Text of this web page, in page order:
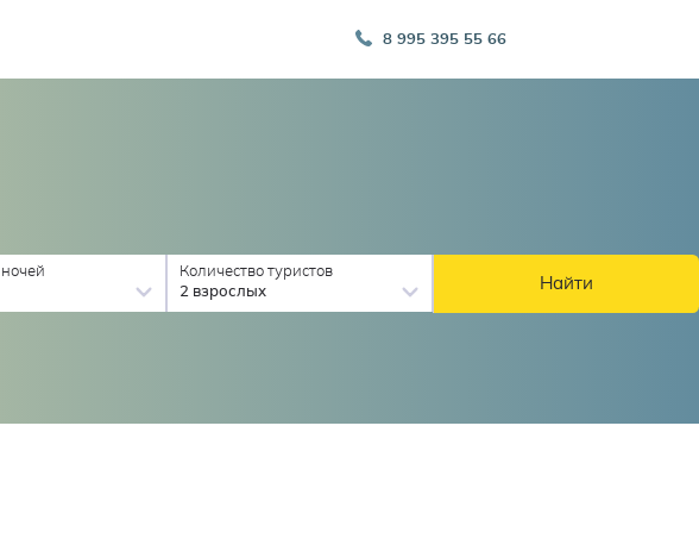
8 995 395 55 66
Количество туристов
2 взрослых
Найти